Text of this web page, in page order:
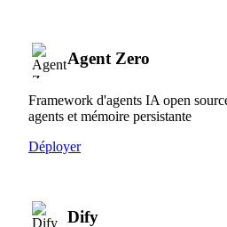
Agent Zero
Framework d'agents IA open
agents et mémoire persistante
Déployer
Dify